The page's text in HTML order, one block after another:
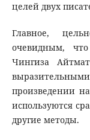
целей двух
Главное,
очевидным,
Чингиза
произведении
используются
другие методы.